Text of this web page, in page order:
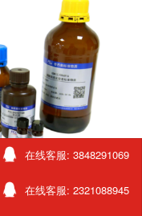
在线客服: 3848291069
在线客服: 2321088945